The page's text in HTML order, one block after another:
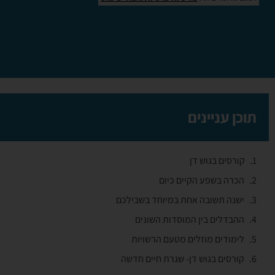
תוכן עניינים
קורסים בגוש דן
הכרה בשפע הקיים כיום
ישנה תשובה אחת במיוחד בשבילכם
ההבדלים בין המוסדות השונים
לימודים מוזלים מטעם הרשויות
קורסים בגוש דן- שגרת חיים חדשה